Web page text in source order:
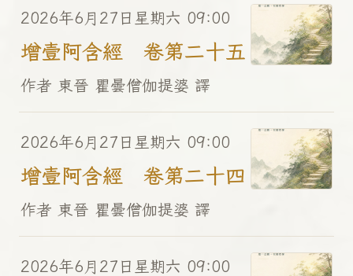
2026年6月27日星期六 09:00
增壹阿含經 卷第二十五
作者 東晉 瞿曇僧伽提婆 譯
2026年6月27日星期六 09:00
增壹阿含經 卷第二十四
作者 東晉 瞿曇僧伽提婆 譯
2026年6月27日星期六 09:00